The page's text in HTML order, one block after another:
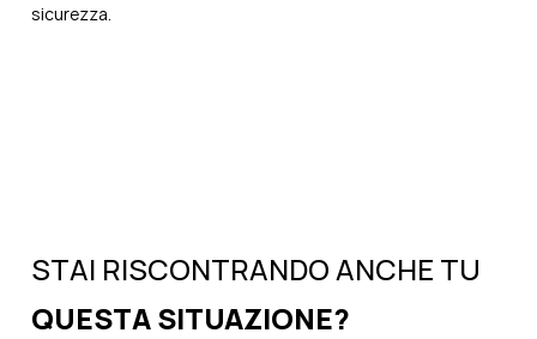
sicurezza.
STAI RISCONTRANDO ANCHE TU
QUESTA SITUAZIONE?